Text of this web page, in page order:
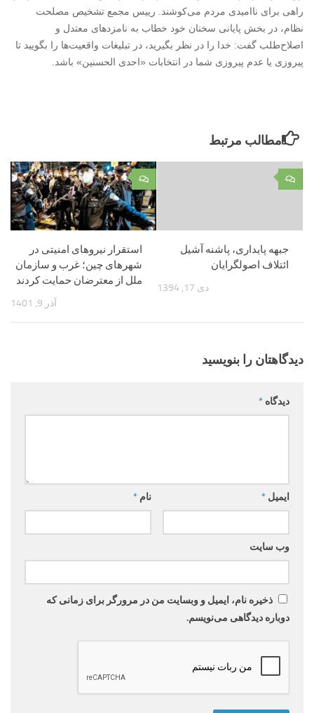
راهی برای ناامیدی مردم می‌کوشند. رییس مجمع تشخیص مصلحت
نظام، در بخش پایانی سخنان خود خطاب به نامزدهای معتدل و
اصلاح‌طلب گفت: خدا را در نظر بگیرید، در تبلیغات واقعیت‌ها را بگویید تا
پیروزی یا عدم پیروزی شما در انتخابات «احدی الحسنین» باشد.
مطالب مرتبط
۰
استقرار نیروهای امنیتی در
شهرهای چین؛ غرب و سازمان
ملل از معترضان حمایت کردند
آذر 9, 1401
۰
جبهه پایداری، پاشنه آشیل
ائتلاف اصولگرایان
دی 17, 1394
دیدگاهتان را بنویسید
دیدگاه *
نام * ایمیل *
وب‌ سایت
ذخیره نام، ایمیل و وبسایت من در مرورگر برای زمانی که
دوباره دیدگاهی می‌نویسم.